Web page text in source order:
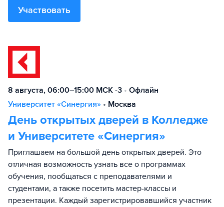
Участвовать
8 августа, 06:00–15:00 МСК -3 • Офлайн
Университет «Синергия» • Москва
День открытых дверей в Колледже
и Университете «Синергия»
Приглашаем на большой день открытых дверей. Это
отличная возможность узнать все о программах
обучения, пообщаться с преподавателями и
студентами, а также посетить мастер-классы и
презентации. Каждый зарегистрировавшийся участник